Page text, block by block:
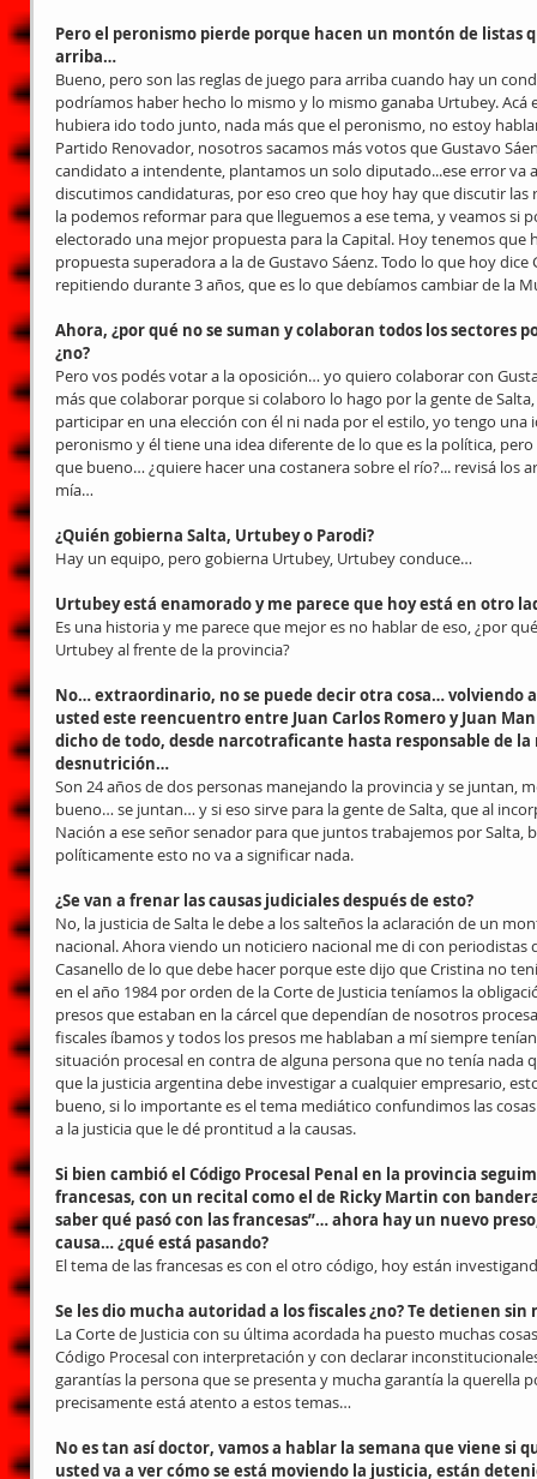
Pero el peronismo pierde porque hacen un montón de listas
arriba…
Bueno, pero son las reglas de juego para arriba cuando hay un
podríamos haber hecho lo mismo y lo mismo ganaba Urtubey. Acá
hubiera ido todo junto, nada más que el peronismo, no estoy
Partido Renovador, nosotros sacamos más votos que Gustavo
candidato a intendente, plantamos un solo diputado...ese error va
discutimos candidaturas, por eso creo que hoy hay que discutir las
la podemos reformar para que lleguemos a ese tema, y veamos si
electorado una mejor propuesta para la Capital. Hoy tenemos que
propuesta superadora a la de Gustavo Sáenz. Todo lo que hoy
repitiendo durante 3 años, que es lo que debíamos cambiar de la
Ahora, ¿por qué no se suman y colaboran todos los sectores
¿no?
Pero vos podés votar a la oposición… yo quiero colaborar con
más que colaborar porque si colaboro lo hago por la gente de
participar en una elección con él ni nada por el estilo, yo tengo una
peronismo y él tiene una idea diferente de lo que es la política,
que bueno… ¿quiere hacer una costanera sobre el río?... revisá los
mía…
¿Quién gobierna Salta, Urtubey o Parodi?
Hay un equipo, pero gobierna Urtubey, Urtubey conduce…
Urtubey está enamorado y me parece que hoy está en otro
Es una historia y me parece que mejor es no hablar de eso, ¿por
Urtubey al frente de la provincia?
No… extraordinario, no se puede decir otra cosa… volviendo
usted este reencuentro entre Juan Carlos Romero y Juan
dicho de todo, desde narcotraficante hasta responsable de
desnutrición…
Son 24 años de dos personas manejando la provincia y se juntan,
bueno… se juntan… y si eso sirve para la gente de Salta, que al
Nación a ese señor senador para que juntos trabajemos por
políticamente esto no va a significar nada.
¿Se van a frenar las causas judiciales después de esto?
No, la justicia de Salta le debe a los salteños la aclaración de un
nacional. Ahora viendo un noticiero nacional me di con periodistas
Casanello de lo que debe hacer porque este dijo que Cristina no
en el año 1984 por orden de la Corte de Justicia teníamos la
presos que estaban en la cárcel que dependían de nosotros
fiscales íbamos y todos los presos me hablaban a mí siempre
situación procesal en contra de alguna persona que no tenía nada
que la justicia argentina debe investigar a cualquier empresario,
bueno, si lo importante es el tema mediático confundimos las
a la justicia que le dé prontitud a la causas.
Si bien cambió el Código Procesal Penal en la provincia
francesas, con un recital como el de Ricky Martin con
saber qué pasó con las francesas”… ahora hay un nuevo
causa… ¿qué está pasando?
El tema de las francesas es con el otro código, hoy están
Se les dio mucha autoridad a los fiscales ¿no? Te detienen
La Corte de Justicia con su última acordada ha puesto muchas
Código Procesal con interpretación y con declarar
garantías la persona que se presenta y mucha garantía la querella
precisamente está atento a estos temas…
No es tan así doctor, vamos a hablar la semana que viene si
usted va a ver cómo se está moviendo la justicia, están